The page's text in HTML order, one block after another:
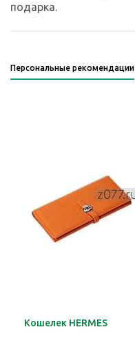
подарка.
Персональные рекомендации
Кошелек HERMES